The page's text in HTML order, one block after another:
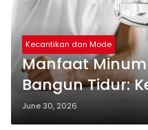
Kecantikan dan Mode
Manfaat
Bangun Tidur:
June 30, 2026